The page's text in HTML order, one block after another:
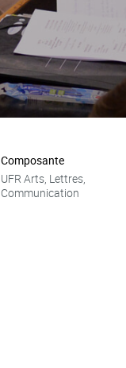
Composante
UFR Arts, Lettres,
Communication